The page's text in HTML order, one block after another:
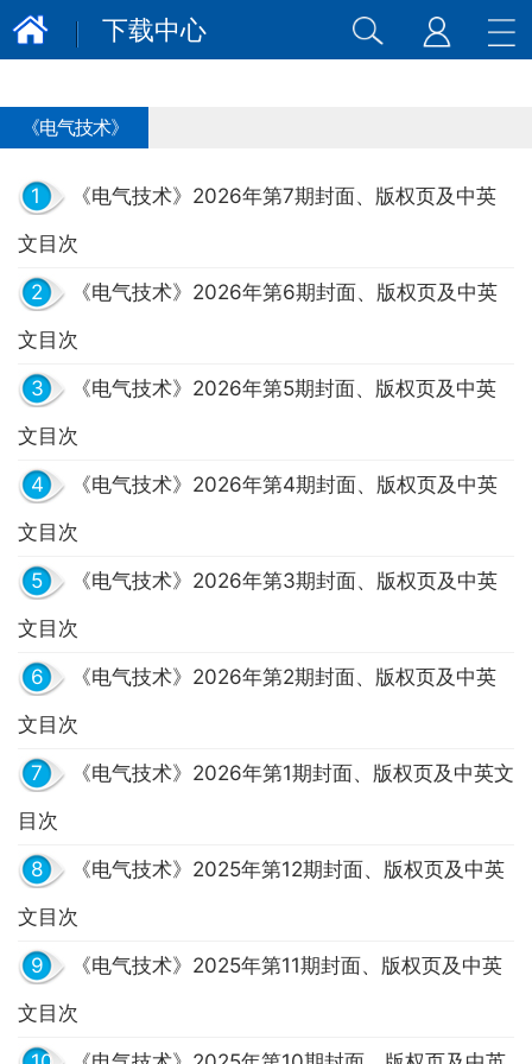
下载中心
《电气技术》
1
《电气技术》2026年第7期封面、版权页及中英
文目次
2
《电气技术》2026年第6期封面、版权页及中英
文目次
3
《电气技术》2026年第5期封面、版权页及中英
文目次
4
《电气技术》2026年第4期封面、版权页及中英
文目次
5
《电气技术》2026年第3期封面、版权页及中英
文目次
6
《电气技术》2026年第2期封面、版权页及中英
文目次
7
《电气技术》2026年第1期封面、版权页及中英文
目次
8
《电气技术》2025年第12期封面、版权页及中英
文目次
9
《电气技术》2025年第11期封面、版权页及中英
文目次